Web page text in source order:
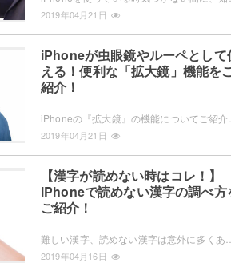
2019年04月21日
iPhoneが虫眼鏡やルーペとして
える！便利な「拡大鏡」機能を
紹介！
2019年04月21日
【漢字が読めない時はコレ！】
iPhoneで読めない漢字の調べ方
ご紹介！
2019年04月16日